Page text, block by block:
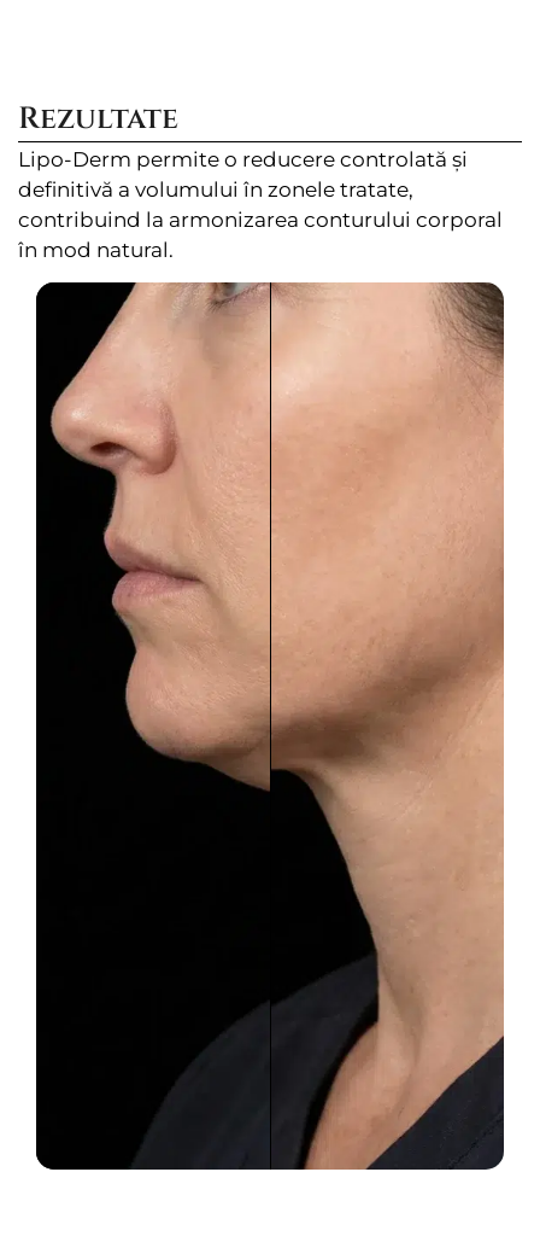
Rezultate
Lipo-Derm permite o reducere controlată și
definitivă a volumului în zonele tratate,
contribuind la armonizarea conturului corporal
în mod natural.